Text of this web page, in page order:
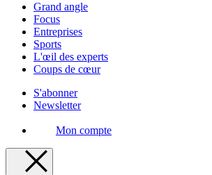
Grand angle
Focus
Entreprises
Sports
L'œil des experts
Coups de cœur
S'abonner
Newsletter
Mon compte